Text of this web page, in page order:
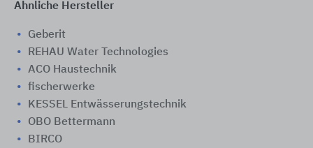
Ähnliche Hersteller
Geberit
REHAU Water Technologies
ACO Haustechnik
fischerwerke
KESSEL Entwässerungstechnik
OBO Bettermann
BIRCO